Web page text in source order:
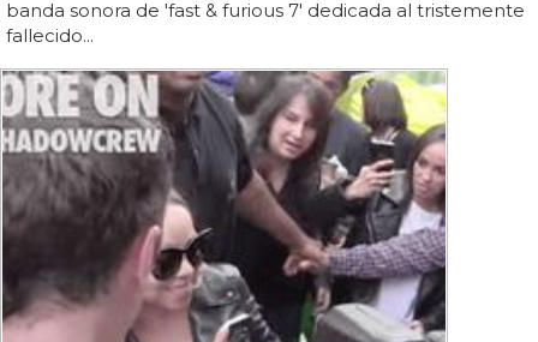
banda sonora de 'fast & furious 7' dedicada al tristemente
fallecido...